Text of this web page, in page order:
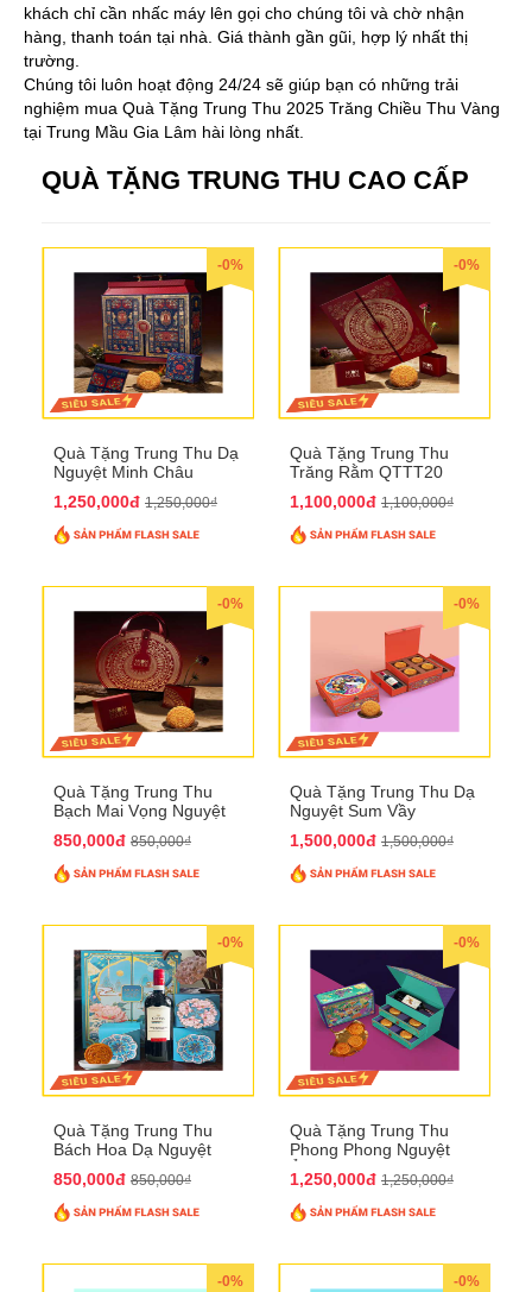
khách chỉ cần nhấc máy lên gọi cho chúng tôi và chờ nhận
hàng, thanh toán tại nhà. Giá thành gần gũi, hợp lý nhất thị
trường.
Chúng tôi luôn hoạt động 24/24 sẽ giúp bạn có những trải
nghiệm mua Quà Tặng Trung Thu 2025 Trăng Chiều Thu Vàng
tại Trung Mầu Gia Lâm hài lòng nhất.
QUÀ TẶNG TRUNG THU CAO CẤP
-0%
Quà Tặng Trung Thu Dạ
Nguyệt Minh Châu
1,250,000đ 1,250,000₫
-0%
Quà Tặng Trung Thu
Trăng Rằm QTTT20
1,100,000đ 1,100,000₫
-0%
Quà Tặng Trung Thu
Bạch Mai Vọng Nguyệt
850,000đ 850,000₫
-0%
Quà Tặng Trung Thu Dạ
Nguyệt Sum Vầy
1,500,000đ 1,500,000₫
-0%
Quà Tặng Trung Thu
Bách Hoa Dạ Nguyệt
850,000đ 850,000₫
-0%
Quà Tặng Trung Thu
Phong Phong Nguyệt
1,250,000đ 1,250,000₫
-0% -0%